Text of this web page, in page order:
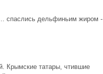
спаслись дельфиньим жиром -
Крымские татары, чтившие